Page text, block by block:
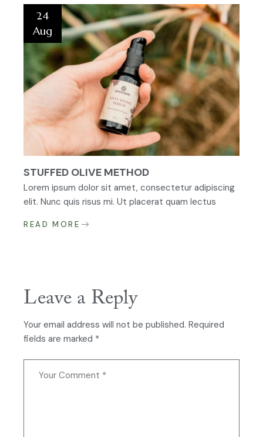
24
Aug
STUFFED OLIVE METHOD
Lorem ipsum dolor sit amet, consectetur adipiscing
elit. Nunc quis risus mi. Ut placerat quam lectus
READ MORE
Leave a Reply
Your email address will not be published. Required
fields are marked *